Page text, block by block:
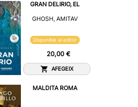
GRAN DELIRIO, EL
GHOSH, AMITAV
Disponible al editor
20,00 €
AFEGEIX
MALDITA ROMA